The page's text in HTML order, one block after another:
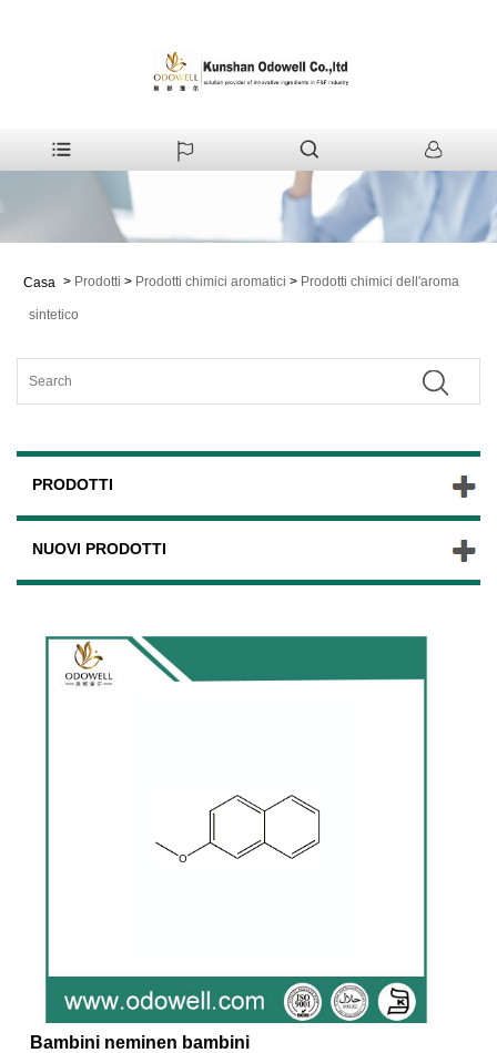
Casa > Prodotti > Prodotti chimici aromatici > Prodotti chimici dell'aroma
sintetico
PRODOTTI
NUOVI PRODOTTI
Bambini neminen bambini